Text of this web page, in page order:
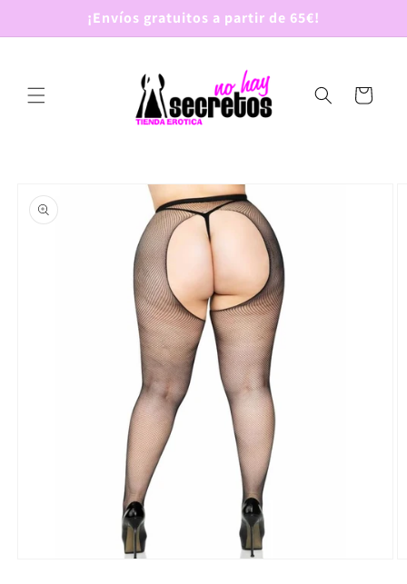
directamente
al contenido
¡Envíos gratuitos a partir de 65€!
Carrito
a la
información